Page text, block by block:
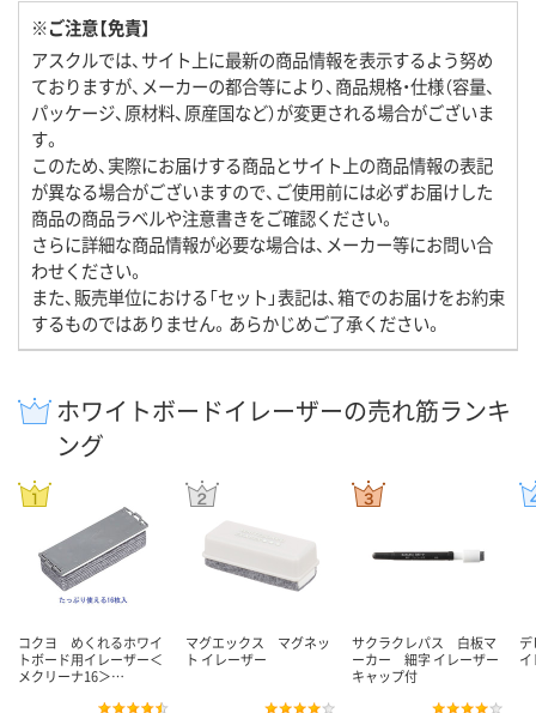
※ご注意【免責】
アスクルでは、サイト上に最新の商品情報を表示するよう努め
ておりますが、メーカーの都合等により、商品規格・仕様（容量、
パッケージ、原材料、原産国など）が変更される場合がございま
す。
このため、実際にお届けする商品とサイト上の商品情報の表記
が異なる場合がございますので、ご使用前には必ずお届けした
商品の商品ラベルや注意書きをご確認ください。
さらに詳細な商品情報が必要な場合は、メーカー等にお問い合
わせください。
また、販売単位における「セット」表記は、箱でのお届けをお約束
するものではありません。あらかじめご了承ください。
ホワイトボードイレーザーの売れ筋ランキ
ング
コクヨ めくれるホワイ
トボード用イレーザー＜
メクリーナ16＞…
マグエックス マグネッ
ト イレーザー
サクラクレパス 白板マ
ーカー 細字 イレーザー
キャップ付